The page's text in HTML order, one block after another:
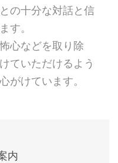
の十分な対話と信
す。
心などを取り除
ていただけるよう
がけています。
内